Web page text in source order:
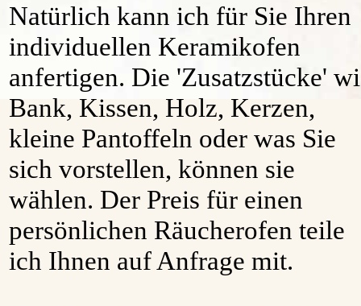
Natürlich kann ich für Sie Ihren
individuellen Keramikofen
anfertigen. Die 'Zusatzstücke'
Bank, Kissen, Holz, Kerzen,
kleine Pantoffeln oder was Sie
sich vorstellen, können sie
wählen. Der Preis für einen
persönlichen Räucherofen teile
ich Ihnen auf Anfrage mit.